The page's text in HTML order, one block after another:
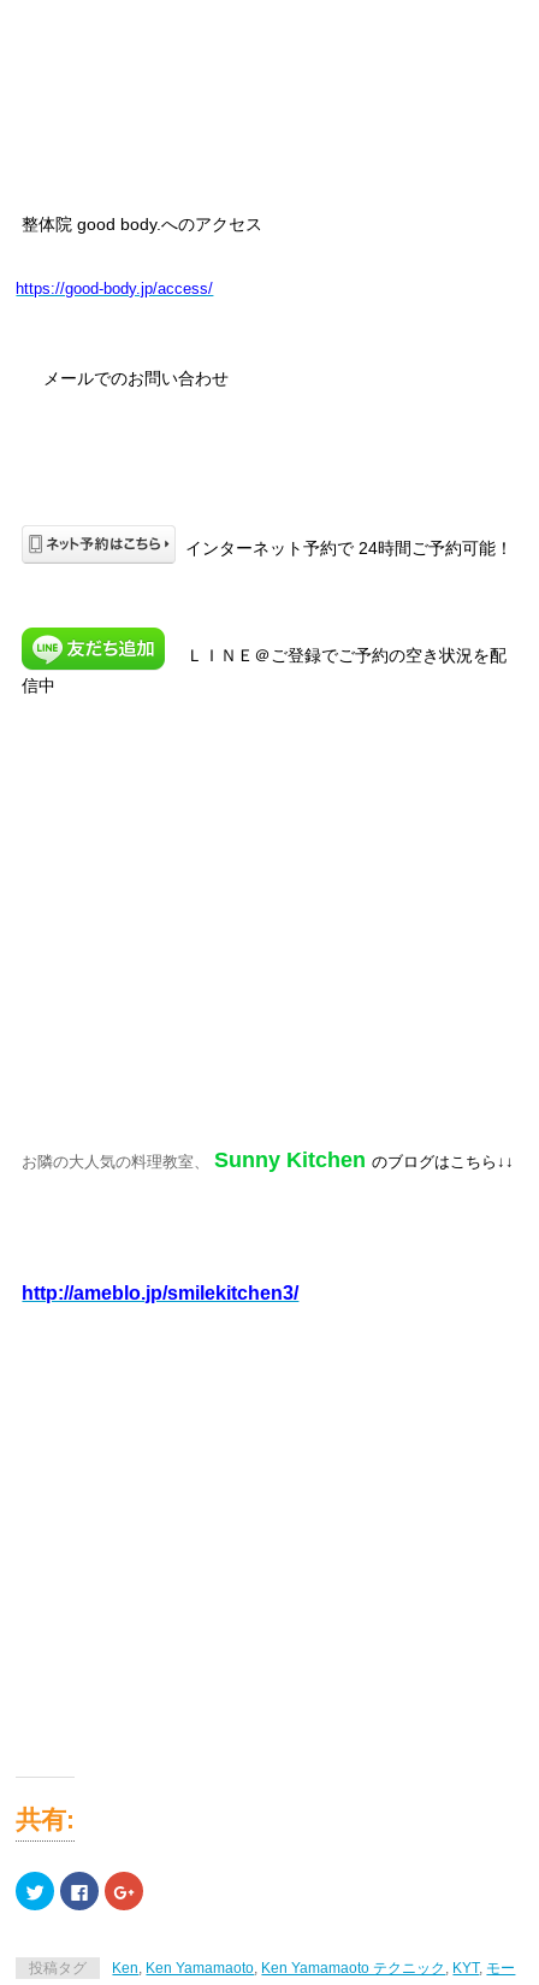
整体院 good body.へのアクセス
https://good-body.jp/access/
メールでのお問い合わせ
インターネット予約で 24時間ご予約可能！
ＬＩＮＥ＠ご登録でご予約の空き状況を配
信中
お隣の大人気の料理教室、Sunny Kitchenのブログはこちら↓↓
http://ameblo.jp/smilekitchen3/
共有:
ク
リ
て
Twitter
Facebook
で
る
ク
リ
て
Google+
投稿タグ Ken, Ken Yamamaoto, Ken Yamamaoto テクニック , KYT, モー